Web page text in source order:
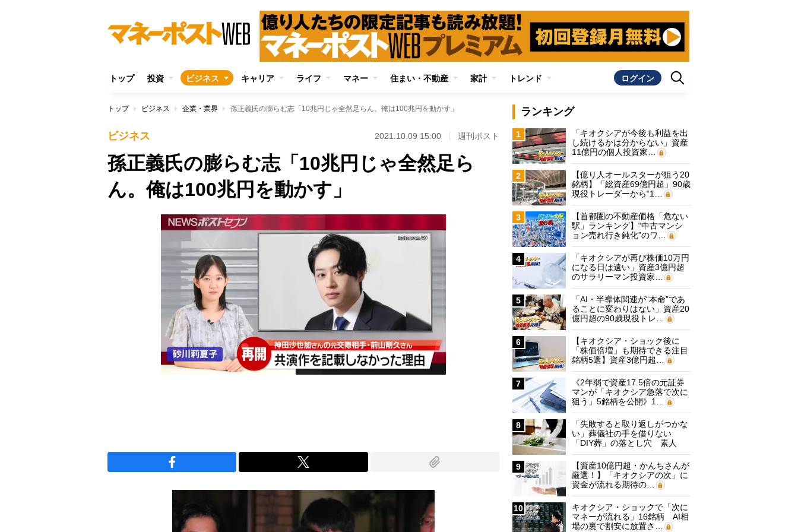
トップ 投資 ビジネス キャリア ライフ マネー 住まい・不動産 家計 トレンド ログイン
トップ ビジネス 企業・業界 孫正義氏の膨らむ志「10兆円じゃ全然足らん。俺は100兆円を動かす」
ビジネス 2021.10.09 15:00 週刊ポスト
孫正義氏の膨らむ志「10兆円じゃ全然足ら
ん。俺は100兆円を動かす」
ランキング
1
「キオクシアが今後も利益を出
し続けるかは分からない」資産
11億円の個人投資家…
2
【億り人オールスターが狙う20
銘柄】「総資産69億円超」90歳
現役トレーダーから“1…
3
【首都圏の不動産価格「危ない
駅」ランキング】“中古マンシ
ョン売れ行き鈍化”のワ…
4
「キオクシアが再び株価10万円
になる日は遠い」資産3億円超
のサラリーマン投資家…
5
「AI・半導体関連が“本命”であ
ることに変わりはない」資産20
億円超の90歳現役トレ…
6
【キオクシア・ショック後に
「株価倍増」も期待できる注目
銘柄5選】資産3億円超…
7
《2年弱で資産17.5倍の元証券
マンが「キオクシア急落で次に
狙う」5銘柄を公開》1…
8
「失敗すると取り返しがつかな
い」葬儀社の手を借りない
「DIY葬」の落とし穴 素人
に…
9
【資産10億円超・かんちさんが
厳選！】「キオクシアの次」に
資金が流れる期待の…
10
キオクシア・ショックで「次に
マネーが流れる」16銘柄 AI相
場の裏で割安に放置さ…